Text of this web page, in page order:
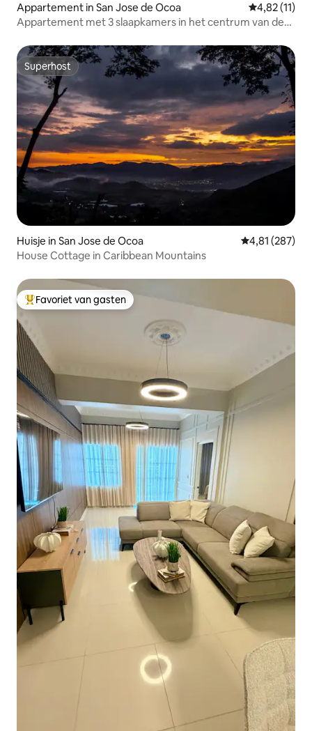
Appartement in San Jose de Ocoa Gemiddelde
4,82 (11)
Appartement met 3 slaapkamers in het centrum van de
Superhost
Superhost
Huisje in San Jose de Ocoa Gemiddelde
4,81 (287)
House Cottage in Caribbean Mountains
Topfavoriet van gasten
Favoriet van gasten